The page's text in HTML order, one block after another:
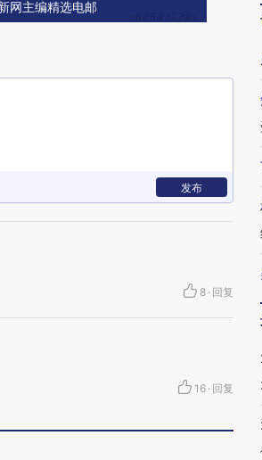
网主编精选电邮
发布
8 · 回复
16 · 回复